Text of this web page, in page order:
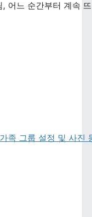
어느 순간부터 계속
족 그룹 설정 및 사진